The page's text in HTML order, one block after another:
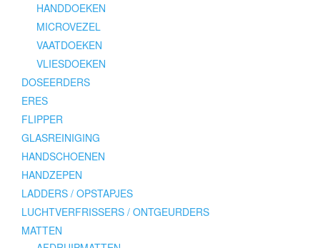
HANDDOEKEN
MICROVEZEL
VAATDOEKEN
VLIESDOEKEN
DOSEERDERS
ERES
FLIPPER
GLASREINIGING
HANDSCHOENEN
HANDZEPEN
LADDERS / OPSTAPJES
LUCHTVERFRISSERS / ONTGEURDERS
MATTEN